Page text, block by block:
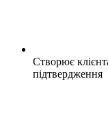
Створює
підтвердження